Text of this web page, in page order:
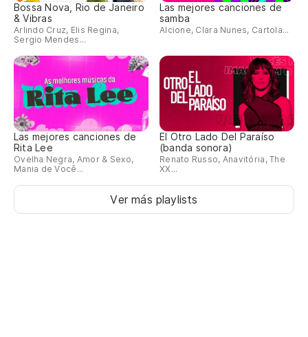
Bossa Nova, Rio de Janeiro
& Vibras
Arlindo Cruz, Elis Regina,
Sergio Mendes...
Las mejores canciones de
samba
Alcione, Clara Nunes, Cartola...
Las mejores canciones de
Rita Lee
Ovelha Negra, Amor & Sexo,
Mania de Você...
El Otro Lado Del Paraíso
(banda sonora)
Renato Russo, Anavitória, The
XX...
Ver más playlists